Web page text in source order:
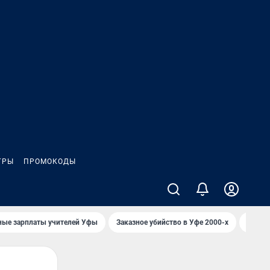
ПРОМОКОДЫ
зарплаты учителей Уфы Заказное убийство в Уфе 2000-х